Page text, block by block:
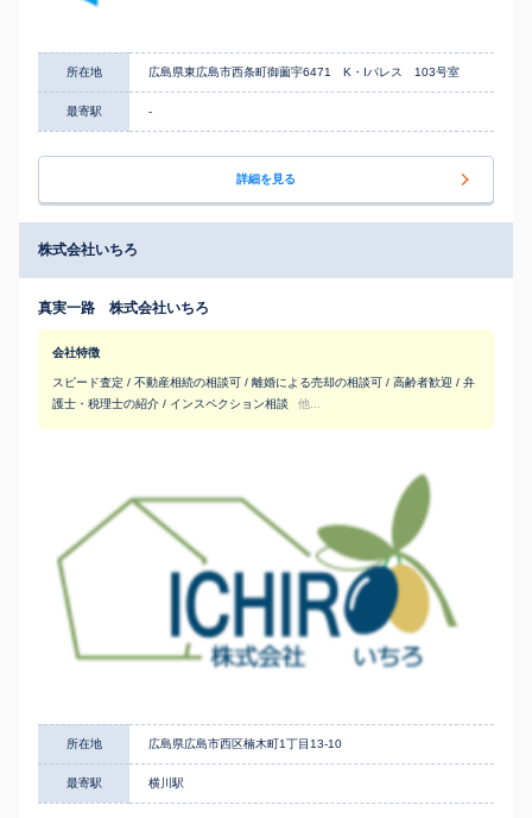
所在地 広島県東広島市西条町御薗宇6471 K・Iパレス 103号室
最寄駅 -
詳細を見る
株式会社いちろ
真実一路 株式会社いちろ
会社特徴
スピード査定 / 不動産相続の相談可 / 離婚による売却の相談可 / 高齢者歓迎 / 弁
護士・税理士の紹介 / インスペクション相談
他...
所在地 広島県広島市西区楠木町1丁目13-10
最寄駅 横川駅